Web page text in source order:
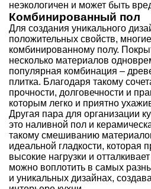
неэкологичен и может быть
Комбинированный пол
Для создания уникального
положительных свойств,
комбинированному полу.
несколько материалов
популярная комбинация –
плитка. Благодаря такому
прочности, долговечности и
которым легко и приятно
Другая пара для организации
это наливной пол и
такому смешиванию
идеальной гладкости, которая
высокие нагрузки и
можно воплотить в самых
и уникальных дизайнах,